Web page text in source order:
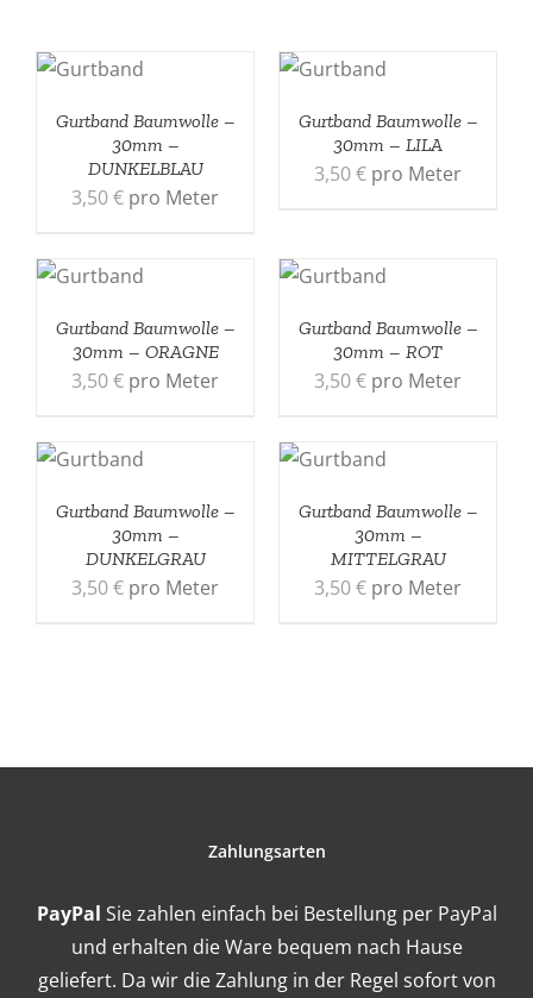
Gurtband Baumwolle –
30mm –
DUNKELBLAU
3,50€ pro Meter
Gurtband Baumwolle –
30mm – LILA
3,50€ pro Meter
Gurtband Baumwolle –
30mm – ORAGNE
3,50€ pro Meter
Gurtband Baumwolle –
30mm – ROT
3,50€ pro Meter
Gurtband Baumwolle –
30mm –
DUNKELGRAU
3,50€ pro Meter
Gurtband Baumwolle –
30mm –
MITTELGRAU
3,50€ pro Meter
Zahlungsarten
PayPal Sie zahlen einfach bei Bestellung per PayPal
und erhalten die Ware bequem nach Hause
geliefert. Da wir die Zahlung in der Regel sofort von